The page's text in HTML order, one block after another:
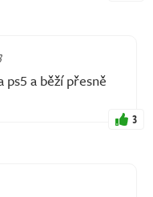
a běží přesně
3